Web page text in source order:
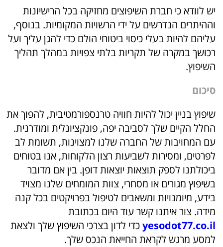
יש לוודא כי חברת השיפוצים מחזיקה בכל הרישיונות
וההיתרים הנדרשים על ידי הרשויות המקומיות. בנוסף,
עליהם להיות בעלי כיסוי ביטוחי הולם כדי להגן עליך ועל
רכושך במקרה של תקריות בלתי צפויות במהלך תהליך
השיפוץ.
סיכום
שיפוץ בניין יכול להיות חוויה טרנספורמטיבית, להפוך את
החלל הקיים שלך לסביבה יפה, פונקציונלית ומודרנית.
עם המחויבות של החברה שלנו למצוינות, תשומת לב
לפרטים, ומסירות לשביעות רצון הלקוחות, אנו בטוחים
ביכולתנו לספק תוצאות יוצאות דופן. בין אם מדובר
בשיפוץ מגורים או מסחרי, צוות המומחים שלנו מצויד
בידע, מיומנויות ומשאבים לטיפול בפרויקטים בכל קנה
מידה. צור איתנו קשר עוד היום בכתובת
yesodot77.co.ilכדי לדון בצרכי השיפוץ שלך ולצאת
למסע מרגש לקראת החייאת הנכס שלך.